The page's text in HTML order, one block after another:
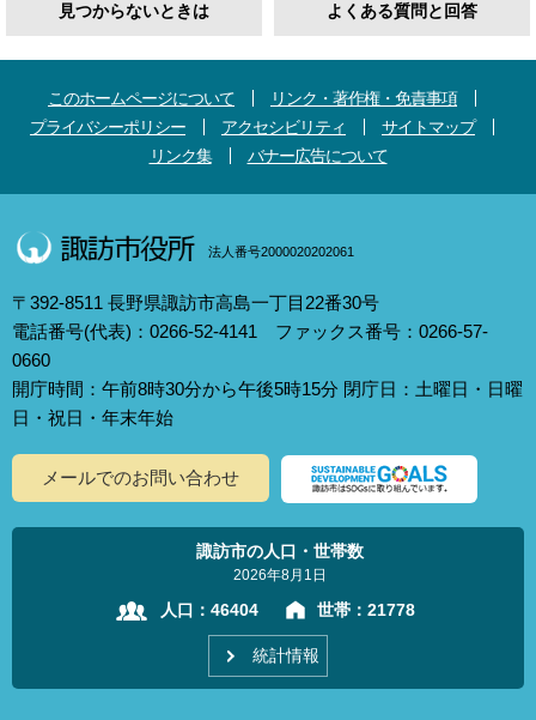
見つからないときは よくある質問と回答
このホームページについて
リンク・著作権・免責事項
プライバシーポリシー
アクセシビリティ
サイトマップ
リンク集
バナー広告について
法人番号2000020202061
〒392-8511 長野県諏訪市高島一丁目22番30号
電話番号(代表)：0266-52-4141 ファックス番号：0266-57-
0660
開庁時間：午前8時30分から午後5時15分 閉庁日：土曜日・日曜
日・祝日・年末年始
メールでのお問い合わせ
諏訪市の人口・世帯数
2026年8月1日
人口： 46404 世帯： 21778
統計情報